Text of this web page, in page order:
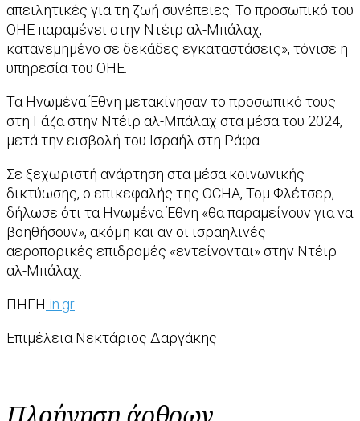
απειλητικές για τη ζωή συνέπειες. Το προσωπικό του
ΟΗΕ παραμένει στην Ντέιρ αλ-Μπάλαχ,
κατανεμημένο σε δεκάδες εγκαταστάσεις», τόνισε η
υπηρεσία του ΟΗΕ.
Τα Ηνωμένα Έθνη μετακίνησαν το προσωπικό τους
στη Γάζα στην Ντέιρ αλ-Μπάλαχ στα μέσα του 2024,
μετά την εισβολή του Ισραήλ στη Ράφα.
Σε ξεχωριστή ανάρτηση στα μέσα κοινωνικής
δικτύωσης, ο επικεφαλής της OCHA, Τομ Φλέτσερ,
δήλωσε ότι τα Ηνωμένα Έθνη «θα παραμείνουν για να
βοηθήσουν», ακόμη και αν οι ισραηλινές
αεροπορικές επιδρομές «εντείνονται» στην Ντέιρ
αλ-Μπάλαχ.
ΠΗΓΗ in.gr
Επιμέλεια Νεκτάριος Δαργάκης